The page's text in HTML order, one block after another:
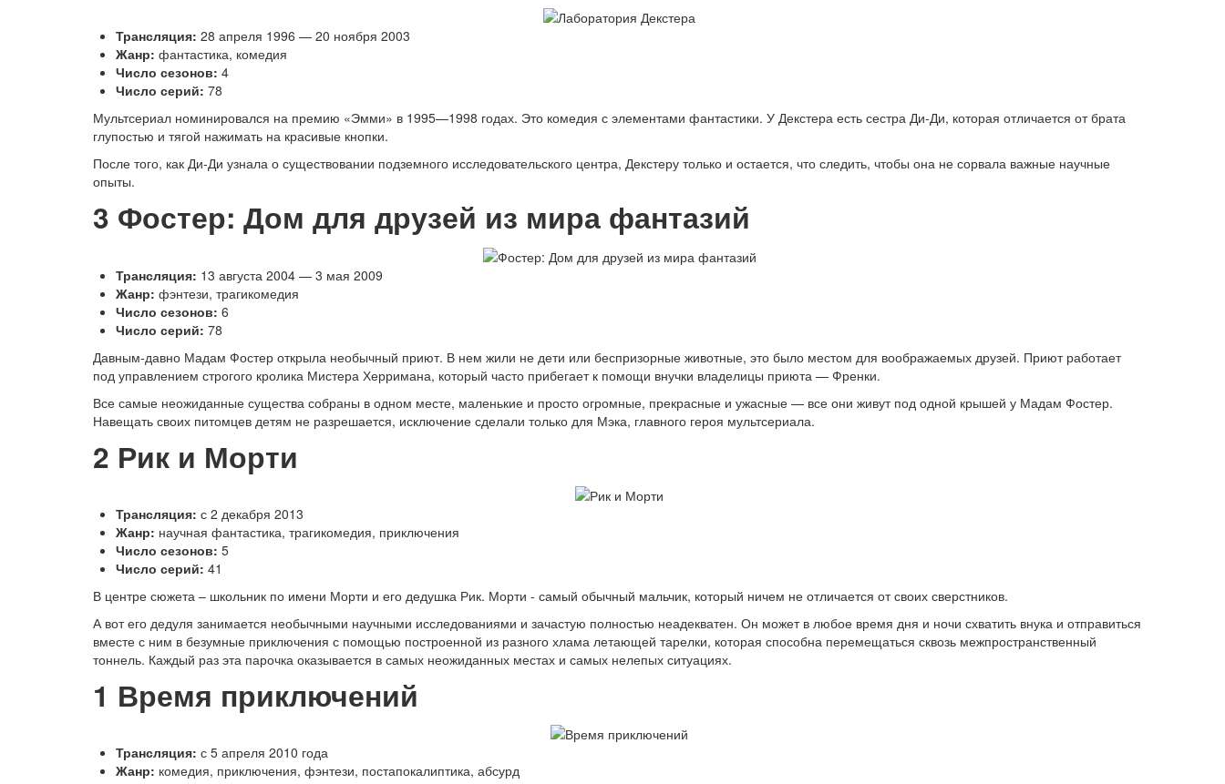
Трансляция: 28 апреля 1996 — 20 ноября 2003
Жанр: фантастика, комедия
Число сезонов: 4
Число серий: 78
Мультсериал номинировался на премию «Эмми» в 1995—1998 годах. Это комедия с элементами фантастики. У Декстера есть сестра Ди-Ди, которая отличается от брата
глупостью и тягой нажимать на красивые кнопки.
После того, как Ди-Ди узнала о существовании подземного исследовательского центра, Декстеру только и остается, что следить, чтобы она не сорвала важные научные
опыты.
3 Фостер: Дом для друзей из мира фантазий
Трансляция: 13 августа 2004 — 3 мая 2009
Жанр: фэнтези, трагикомедия
Число сезонов: 6
Число серий: 78
Давным-давно Мадам Фостер открыла необычный приют. В нем жили не дети или беспризорные животные, это было местом для воображаемых друзей. Приют работает
под управлением строгого кролика Мистера Херримана, который часто прибегает к помощи внучки владелицы приюта — Френки.
Все самые неожиданные существа собраны в одном месте, маленькие и просто огромные, прекрасные и ужасные — все они живут под одной крышей у Мадам Фостер.
Навещать своих питомцев детям не разрешается, исключение сделали только для Мэка, главного героя мультсериала.
2 Рик и Морти
Трансляция: с 2 декабря 2013
Жанр: научная фантастика, трагикомедия, приключения
Число сезонов: 5
Число серий: 41
В центре сюжета – школьник по имени Морти и его дедушка Рик. Морти - самый обычный мальчик, который ничем не отличается от своих сверстников.
А вот его дедуля занимается необычными научными исследованиями и зачастую полностью неадекватен. Он может в любое время дня и ночи схватить внука и отправиться
вместе с ним в безумные приключения с помощью построенной из разного хлама летающей тарелки, которая способна перемещаться сквозь межпространственный
тоннель. Каждый раз эта парочка оказывается в самых неожиданных местах и самых нелепых ситуациях.
1 Время приключений
Трансляция: с 5 апреля 2010 года
Жанр: комедия, приключения, фэнтези, постапокалиптика, абсурд